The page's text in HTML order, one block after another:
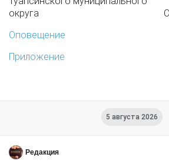
округа С.А.
Оповещение
Приложение
5 августа 2026
Редакция